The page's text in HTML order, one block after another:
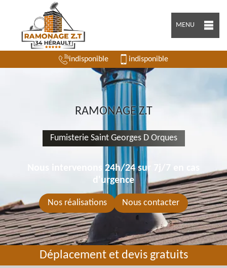
MENU
indisponible indisponible
RAMONAGE Z.T
Fumisterie Saint Georges D Orques
Nous intervenons 24h/24 sur 7j/7 en cas
d'urgence
Nos réalisations Nous contacter
Déplacement et devis gratuits